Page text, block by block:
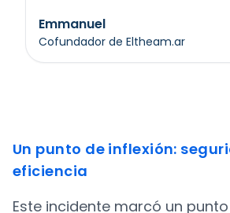
Emmanuel
cofundador de Eltheam.ar
Un punto de inflexión: seguridad y
eficiencia
Este incidente marcó un punto de inflexión: